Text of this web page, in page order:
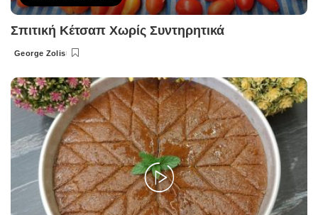
Σπιτική Κέτσαπ Χωρίς Συντηρητικά
Posted
George Zolis